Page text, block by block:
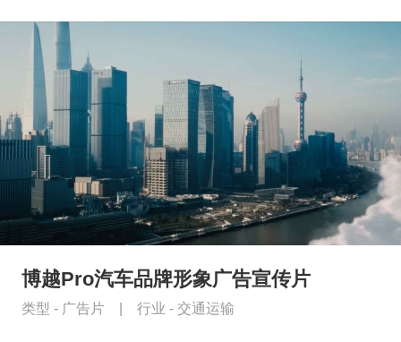
博越Pro汽车品牌形象广告宣传片
类型 - 广告片 行业 - 交通运输